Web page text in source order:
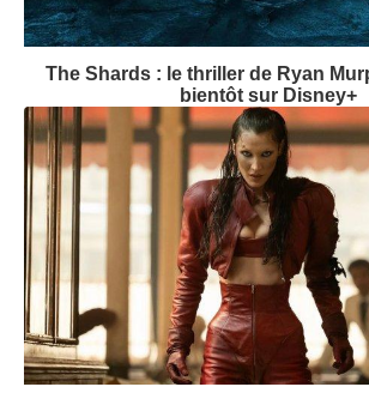
The Shards : le thriller de Ryan
bientôt sur Disney+